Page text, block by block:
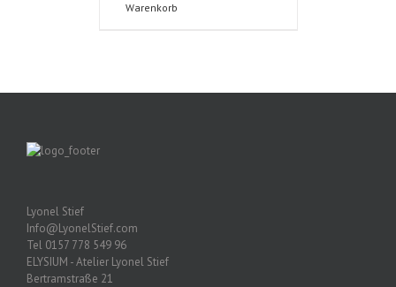
Warenkorb
Lyonel Stief
Info@LyonelStief.com
Tel 0157 778 549 96
ELYSIUM - Atelier Lyonel Stief
Bertramstraße 21